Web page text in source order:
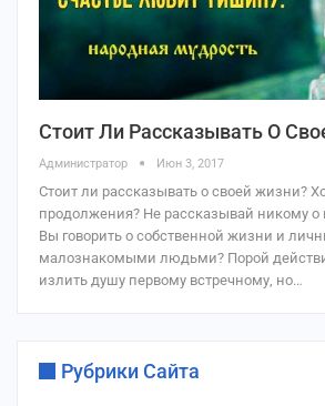
Стоит Ли Рассказывать О
Администратор Июн 3, 2017
Стоит ли рассказывать о своей жизни?
продолжения? Не рассказывай никому о
Вы говорить о собственной жизни и
малознакомыми людьми? Порой
излить душу первому встречному, но…
Рубрики Сайта